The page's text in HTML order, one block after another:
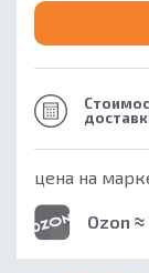
цена на
Ozon